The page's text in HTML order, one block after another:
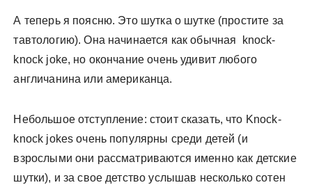
А теперь я поясню. Это шутка о шутке (простите за
тавтологию). Она начинается как обычная knock-
knock joke, но окончание очень удивит любого
англичанина или американца.
Небольшое отступление: стоит сказать, что Knock-
knock jokes очень популярны среди детей (и
взрослыми они рассматриваются именно как детские
шутки), и за свое детство услышав несколько сотен